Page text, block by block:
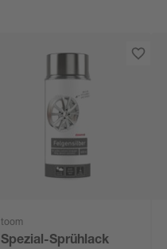
toom
Spezial-Sprühlack